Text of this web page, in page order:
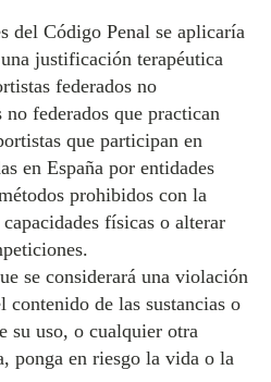
del Código Penal se aplicaría
justificación terapéutica
federados no
federados que practican
que participan en
en España por entidades
prohibidos con la
físicas o alterar
se considerará una violación
contenido de las sustancias o
su uso, o cualquier otra
ponga en riesgo la vida o la